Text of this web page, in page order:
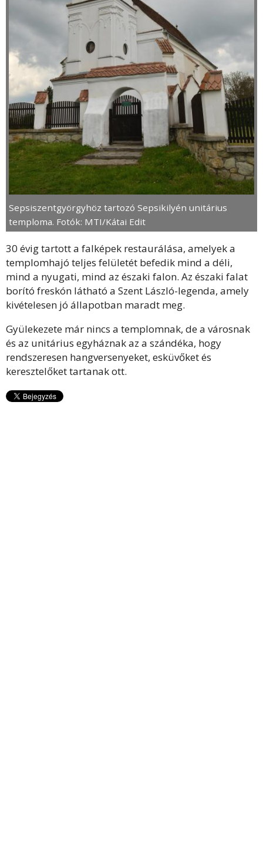
Sepsiszentgyörgyhöz tartozó Sepsikilyén unitárius
temploma. Fotók: MTI/Kátai Edit
30 évig tartott a falképek restaurálása, amelyek a
templomhajó teljes felületét befedik mind a déli,
mind a nyugati, mind az északi falon. Az északi falat
borító freskón látható a Szent László-legenda, amely
kivételesen jó állapotban maradt meg.
Gyülekezete már nincs a templomnak, de a városnak
és az unitárius egyháznak az a szándéka, hogy
rendszeresen hangversenyeket, esküvőket és
keresztelőket tartanak ott.